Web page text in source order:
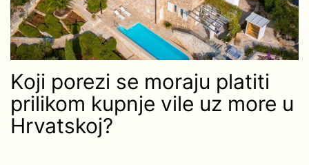
Koji porezi se moraju platiti
prilikom kupnje vile uz more u
Hrvatskoj?